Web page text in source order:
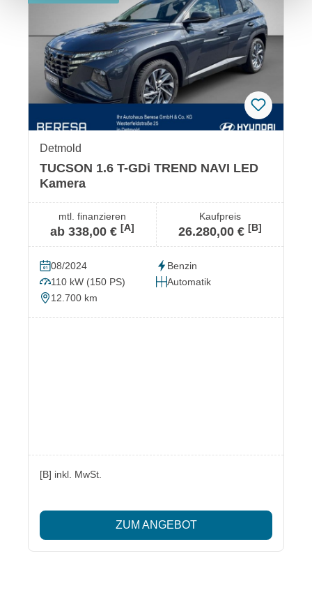
Detmold
TUCSON 1.6 T-GDi TREND NAVI LED
Kamera
mtl. finanzieren
ab 338,00 € [A]
Kaufpreis
26.280,00 € [B]
08/2024
Benzin
110 kW (150 PS)
Automatik
12.700 km
[B] inkl. MwSt.
ZUM ANGEBOT